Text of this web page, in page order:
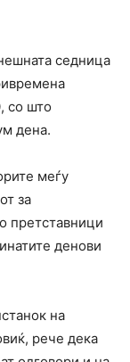
седница
со што
дена.
меѓу
за
претставници
денови
на
рече дека